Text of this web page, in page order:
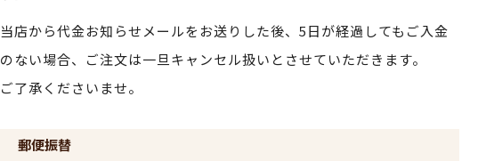
当店から代金お知らせメールをお送りした後、5日が経過してもご入金
のない場合、ご注文は一旦キャンセル扱いとさせていただきます。
ご了承くださいませ。
郵便振替